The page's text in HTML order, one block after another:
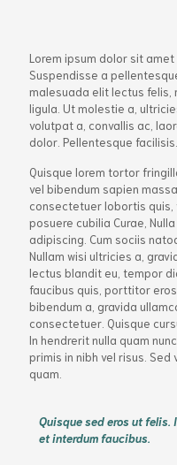
Lorem ipsum dolor sit amet
Suspendisse a
malesuada elit lectus felis,
ligula. Ut molestie a,
volutpat a, convallis ac,
dolor. Pellentesque
Quisque lorem tortor
vel bibendum sapien
consectetuer lobortis quis,
posuere cubilia Curae,
adipiscing. Cum sociis
Nullam wisi ultricies a,
lectus blandit eu, tempor
faucibus quis, porttitor
bibendum a, gravida
consectetuer. Quisque
In hendrerit nulla quam
primis in nibh vel risus.
quam.
Quisque sed eros ut
et interdum faucibus.